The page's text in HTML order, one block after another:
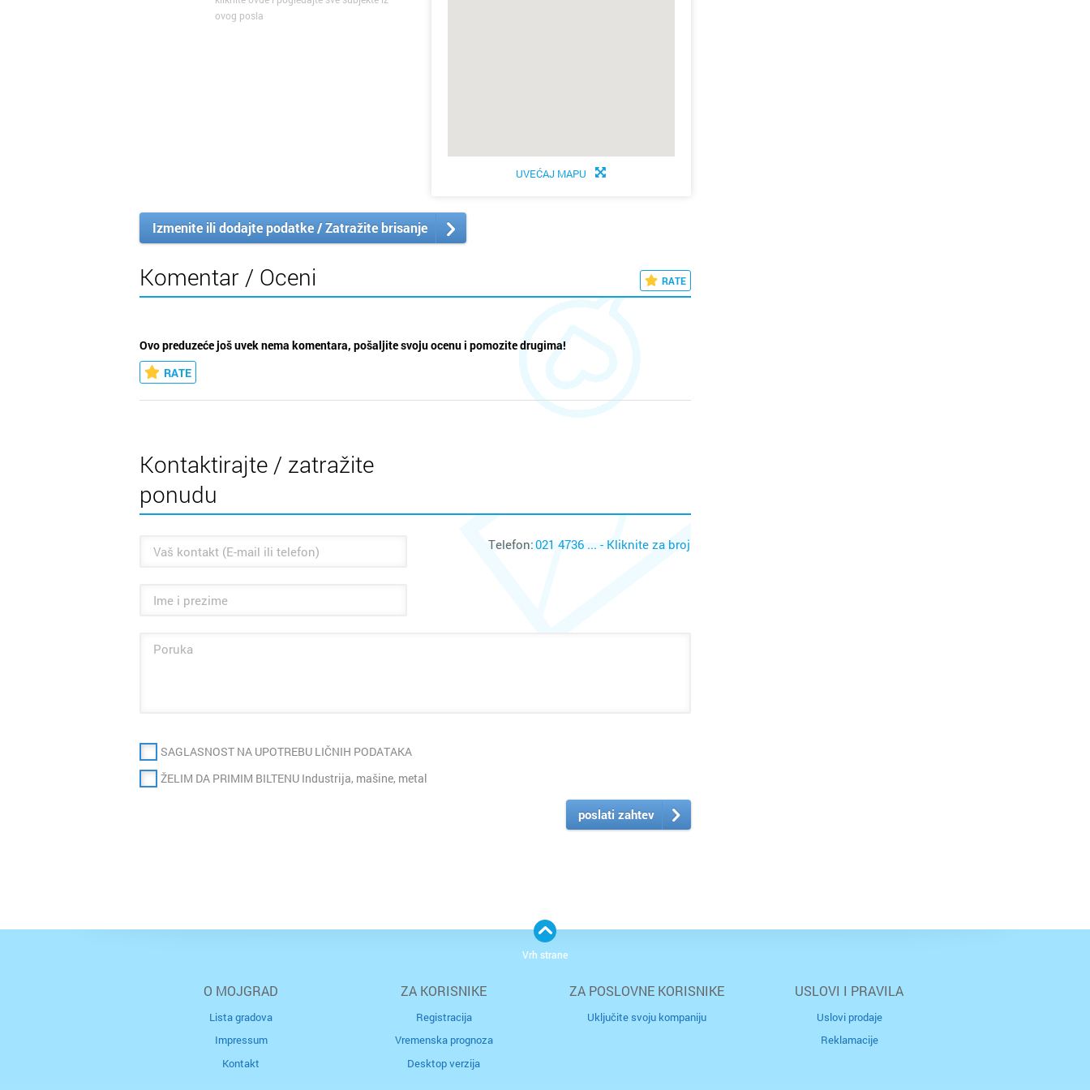
ovog posla
UVEĆAJ MAPU
Izmenite ili dodajte podatke / Zatražite brisanje
Komentar / Oceni RATE
Ovo preduzeće još uvek nema komentara, pošaljite svoju ocenu i pomozite drugima!
RATE
Kontaktirajte / zatražite
ponudu
Telefon:021 4736 ... - Kliknite za broj
SAGLASNOST NA UPOTREBU LIČNIH PODATAKA
ŽELIM DA PRIMIM BILTENU Industrija, mašine, metal
poslati zahtev
O MOJGRAD
Lista gradova
Impressum
Kontakt
ZA KORISNIKE
Registracija
Vremenska prognoza
Desktop verzija
ZA POSLOVNE KORISNIKE
Uključite svoju kompaniju
USLOVI I PRAVILA
Uslovi prodaje
Reklamacije
Vrh strane